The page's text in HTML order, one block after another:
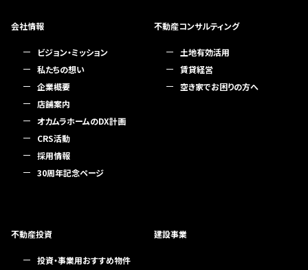
会社情報
ビジョン・ミッション
私たちの想い
企業概要
店舗案内
オカムラホームのDX計画
CRS活動
採用情報
30周年記念ページ
不動産コンサルティング
土地有効活用
賃貸経営
空き家でお困りの方へ
不動産投資
投資・事業用おすすめ物件
建設事業